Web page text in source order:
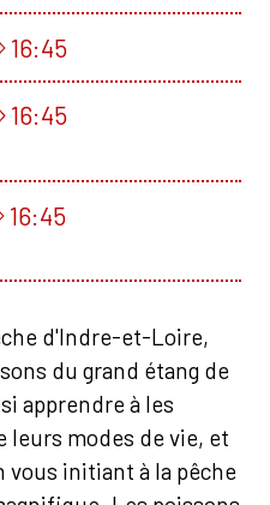
À16:45
À16:45
À16:45
d'Indre-et-Loire,
du grand étang de
apprendre à les
leurs modes de vie, et
initiant à la pêche